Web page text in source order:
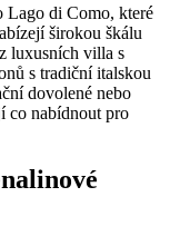
Lago di Como, které
širokou škálu
luxusních villa s
s tradiční italskou
dovolené nebo
co nabídnout pro